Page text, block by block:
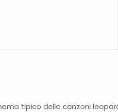
tipico delle canzoni